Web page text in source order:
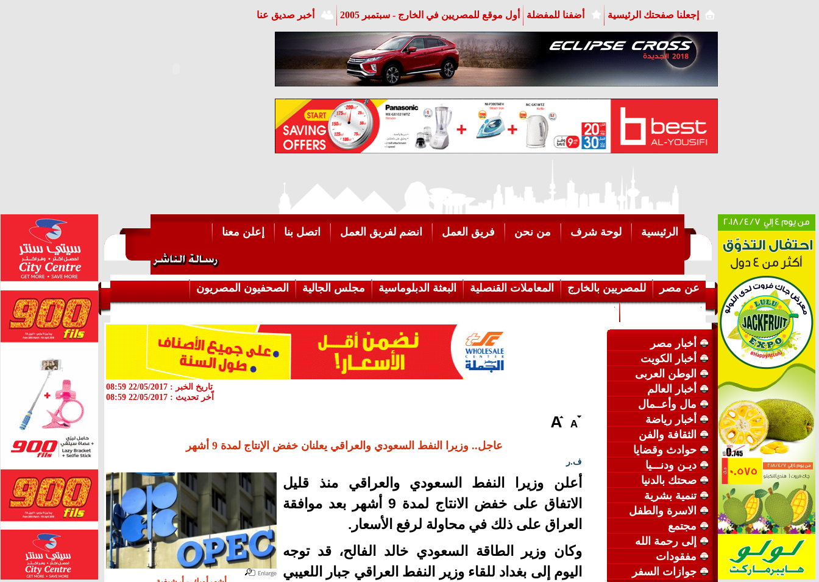
إجعلنا صفحتك الرئيسية أضفنا للمفضلة أول موقع للمصريين في الخارج - سبتمبر 2005 أخبر صديق عنا
الرئيسية لوحة شرف من نحن فريق العمل انضم لفريق العمل اتصل بنا إعلن معنا
عن مصر للمصريين بالخارج المعاملات القنصلية البعثة الدبلوماسية مجلس الجالية
الصحفيون المصريون
أخبار مصر
أخبار الكويت
الوطن العربى
أخبار العالم
مال وأعــمال
أخبار رياضة
الثقافة والفن
حوادث وقضايا
ديـن ودنـــيا
صحتك بالدنيا
تنمية بشرية
الاسرة والطفل
مجتمع
إلى رحمة الله
مفقودات
جوازات السفر
تاريخ الخبر : 22/05/2017 08:59
اّخر تحديث : 22/05/2017 08:59
عاجل.. وزيرا النفط السعودي والعراقي يعلنان خفض الإنتاج لمدة 9 أشهر
ف.ر
أعلن وزيرا النفط السعودي والعراقي منذ قليل
الاتفاق على خفض الانتاج لمدة 9 أشهر بعد موافقة
العراق على ذلك في محاولة لرفع الأسعار.
وكان وزير الطاقة السعودي خالد الفالح، قد توجه
اليوم إلى بغداد للقاء وزير النفط العراقي جبار اللعيبي